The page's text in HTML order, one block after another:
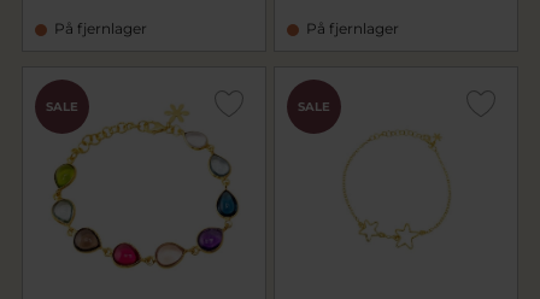
På fjernlager På fjernlager
SALE SALE